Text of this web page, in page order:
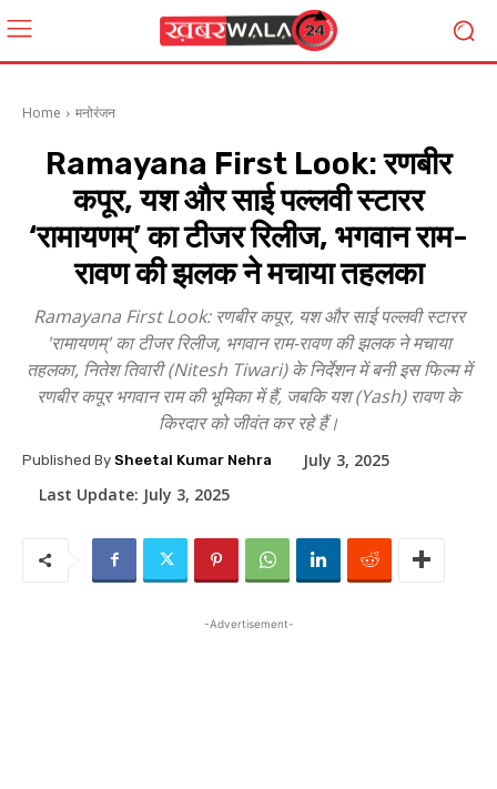
Home मनोरंजन
Ramayana First Look: रणबीर
कपूर, यश और साई पल्लवी स्टारर
‘रामायणम्’ का टीजर रिलीज, भगवान राम-
रावण की झलक ने मचाया तहलका
Ramayana First Look: रणबीर कपूर, यश और साई पल्लवी स्टारर
'रामायणम्' का टीजर रिलीज, भगवान राम-रावण की झलक ने मचाया
तहलका, नितेश तिवारी (Nitesh Tiwari) के निर्देशन में बनी इस फिल्म में
रणबीर कपूर भगवान राम की भूमिका में हैं, जबकि यश (Yash) रावण के
किरदार को जीवंत कर रहे हैं।
Published By Sheetal Kumar Nehra
July 3, 2025
Last Update: July 3, 2025
-Advertisement-